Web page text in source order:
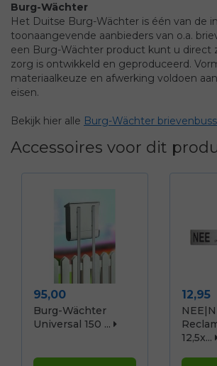
Burg-Wächter
Het Duitse Burg-Wächter is één van de
toonaangevende aanbieders van o.a.
een Burg-Wächter product kunt u direct
zorg is ontwikkeld en geproduceerd.
materiaalkeuze en afwerking voldoen
eisen.
Bekijk hier alle Burg-Wächter
Accessoires voor dit
Prijs
95,00
Burg-Wächter
Universal 150 ...
Prijs
12,95
12,5x...